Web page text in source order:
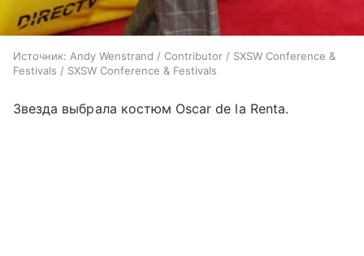
Источник: Andy Wenstrand / Contributor / SXSW Conference &
Festivals / SXSW Conference & Festivals
Звезда выбрала костюм Oscar de la Renta.